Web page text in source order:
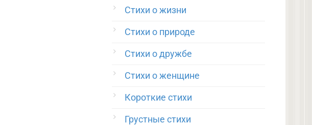
Стихи о жизни
Стихи о природе
Стихи о дружбе
Стихи о женщине
Короткие стихи
Грустные стихи